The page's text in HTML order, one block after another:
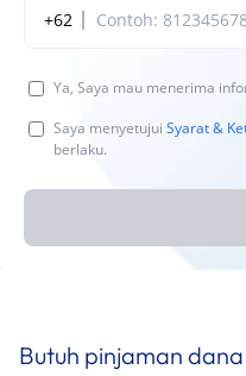
+62
Ya, Saya mau menerima
Saya menyetujui Syarat &
berlaku.
Butuh pinjaman